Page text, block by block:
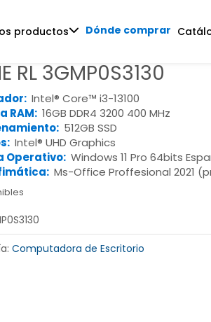
productos Dónde comprar
RL 3GMP0S3130
Intel® Core™ i3-13100
RAM: 16GB DDR4 3200 400 MHz
512GB SSD
Intel® UHD Graphics
Operativo: Windows 11 Pro 64bits
Ms-Office Proffesional 2021
Computadora de Escritorio